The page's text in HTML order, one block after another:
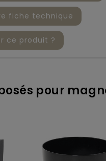
fiche technique
ce produit ?
pour